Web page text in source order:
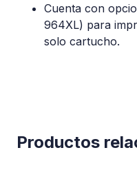
Cuenta con
964XL) para
solo cartucho.
Productos